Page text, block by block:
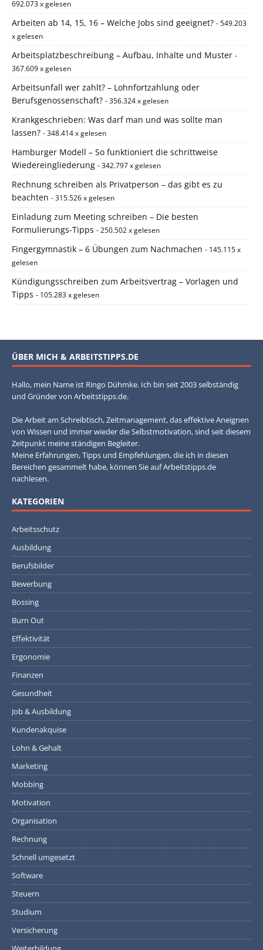
692.073 x gelesen
Arbeiten ab 14, 15, 16 – Welche Jobs sind geeignet? - 549.203
x gelesen
Arbeitsplatzbeschreibung – Aufbau, Inhalte und Muster -
367.609 x gelesen
Arbeitsunfall wer zahlt? – Lohnfortzahlung oder
Berufsgenossenschaft? - 356.324 x gelesen
Krankgeschrieben: Was darf man und was sollte man
lassen? - 348.414 x gelesen
Hamburger Modell – So funktioniert die schrittweise
Wiedereingliederung - 342.797 x gelesen
Rechnung schreiben als Privatperson – das gibt es zu
beachten - 315.526 x gelesen
Einladung zum Meeting schreiben – Die besten
Formulierungs-Tipps - 250.502 x gelesen
Fingergymnastik – 6 Übungen zum Nachmachen - 145.115 x
gelesen
Kündigungsschreiben zum Arbeitsvertrag – Vorlagen und
Tipps - 105.283 x gelesen
ÜBER MICH & ARBEITSTIPPS.DE
Hallo, mein Name ist Ringo Dühmke. Ich bin seit 2003 selbständig
und Gründer von Arbeitstipps.de.
Die Arbeit am Schreibtisch, Zeitmanagement, das effektive Aneignen
von Wissen und immer wieder die Selbstmotivation, sind seit diesem
Zeitpunkt meine ständigen Begleiter.
Meine Erfahrungen, Tipps und Empfehlungen, die ich in diesen
Bereichen gesammelt habe, können Sie auf Arbeitstipps.de
nachlesen.
KATEGORIEN
Arbeitsschutz
Ausbildung
Berufsbilder
Bewerbung
Bossing
Burn Out
Effektivität
Ergonomie
Finanzen
Gesundheit
Job & Ausbildung
Kundenakquise
Lohn & Gehalt
Marketing
Mobbing
Motivation
Organisation
Rechnung
Schnell umgesetzt
Software
Steuern
Studium
Versicherung